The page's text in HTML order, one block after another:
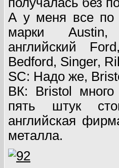
А у меня все по
марки Austin,
английский
Bedford, Singer,
SC: Надо же,
ВК: Bristol
пять штук
английская
металла.